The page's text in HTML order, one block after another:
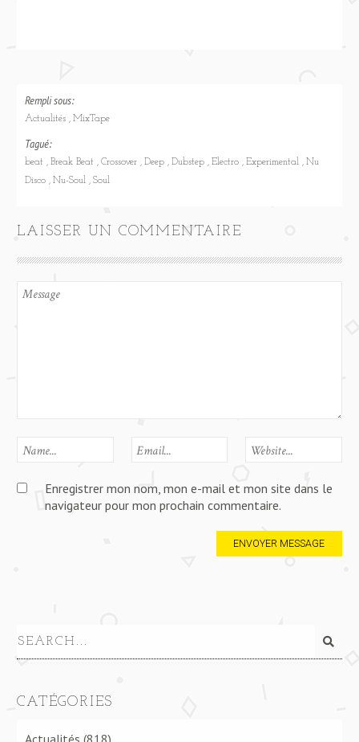
Rempli sous:
Actualités MixTape
Tagué:
beat Break Beat Crossover Deep Dubstep Electro Experimental
Nu
Disco
Nu-Soul Soul
LAISSER UN COMMENTAIRE
Enregistrer mon nom, mon e-mail et mon site dans le
navigateur pour mon prochain commentaire.
CATÉGORIES
Actualités (818)